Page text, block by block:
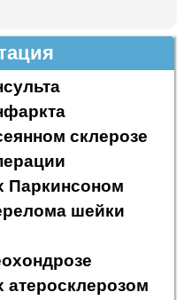
склерозе
Паркинсоном
шейки